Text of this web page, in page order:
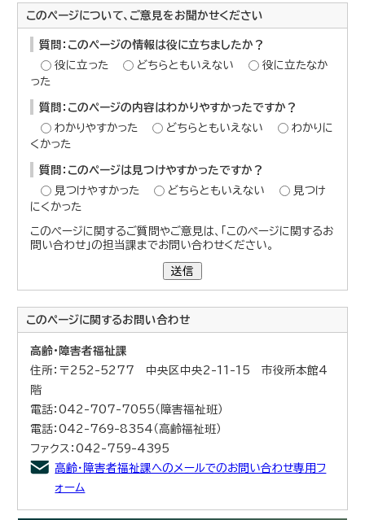
このページについて、ご意見をお聞かせください
質問：このページの情報は役に立ちましたか？
役に立った
どちらともいえない
役に立たなか
った
質問：このページの内容はわかりやすかったですか？
わかりやすかった
どちらともいえない
わかりに
くかった
質問：このページは見つけやすかったですか？
見つけやすかった
どちらともいえない
見つけ
にくかった
このページに関するご質問やご意見は、「このページに関するお
問い合わせ」の担当課までお問い合わせください。
送信
このページに関するお問い合わせ
高齢・障害者福祉課
住所：〒252-5277 中央区中央2-11-15 市役所本館4
階
電話：042-707-7055（障害福祉班）
電話：042-769-8354（高齢福祉班）
ファクス：042-759-4395
高齢・障害者福祉課へのメールでのお問い合わせ専用フ
ォーム